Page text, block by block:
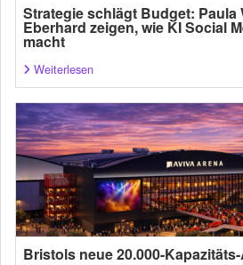
Strategie schlägt Budget: Paula
Eberhard zeigen, wie KI Social
macht
Weiterlesen
Bristols neue 20.000-